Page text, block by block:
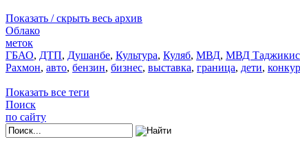
Показать / скрыть весь архив
Облако
меток
ГБАО, ДТП, Душанбе, Культура, Куляб, МВД, МВД
Рахмон, авто, бензин, бизнес, выставка, граница, дети,
Показать все теги
Поиск
по сайту